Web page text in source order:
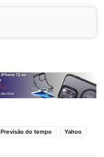
Previsão do tempo Yahoo